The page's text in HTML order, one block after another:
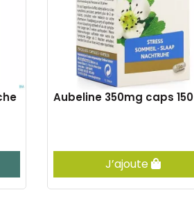
Aubeline 350mg caps 150
J’ajoute